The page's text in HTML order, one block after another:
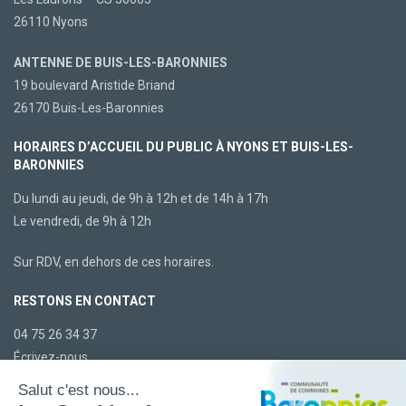
26110 Nyons
ANTENNE DE BUIS-LES-BARONNIES
19 boulevard Aristide Briand
26170 Buis-Les-Baronnies
HORAIRES D’ACCUEIL DU PUBLIC À NYONS ET BUIS-LES-
BARONNIES
Du lundi au jeudi, de 9h à 12h et de 14h à 17h
Le vendredi, de 9h à 12h
Sur RDV, en dehors de ces horaires.
RESTONS EN CONTACT
04 75 26 34 37
Écrivez-nous